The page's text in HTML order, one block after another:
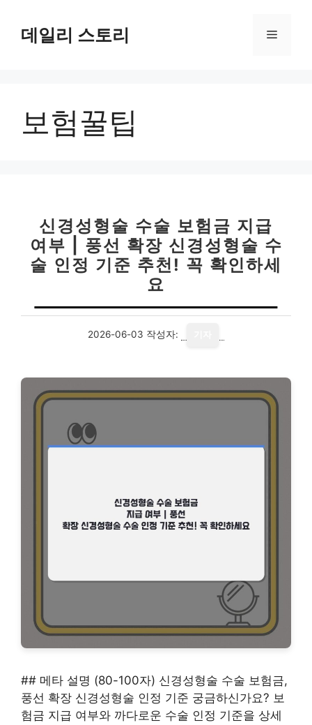
데일리 스토리 메
보험꿀팁
신경성형술 수술 보험금 지급
여부 | 풍선 확장 신경성형술 수
술 인정 기준 추천! 꼭 확인하세
요
2026-06-03 작성자:
## 메타 설명 (80-100자) 신경성형술 수술 보험금,
풍선 확장 신경성형술 인정 기준 궁금하신가요? 보
험금 지급 여부와 까다로운 수술 인정 기준을 상세